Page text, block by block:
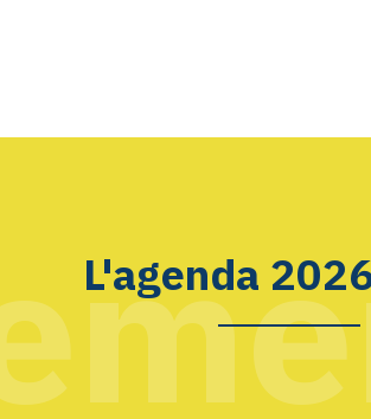
L'agenda